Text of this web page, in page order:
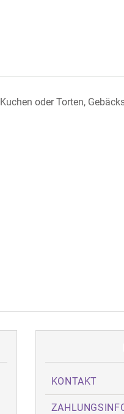
oder Torten,
KONTAKT